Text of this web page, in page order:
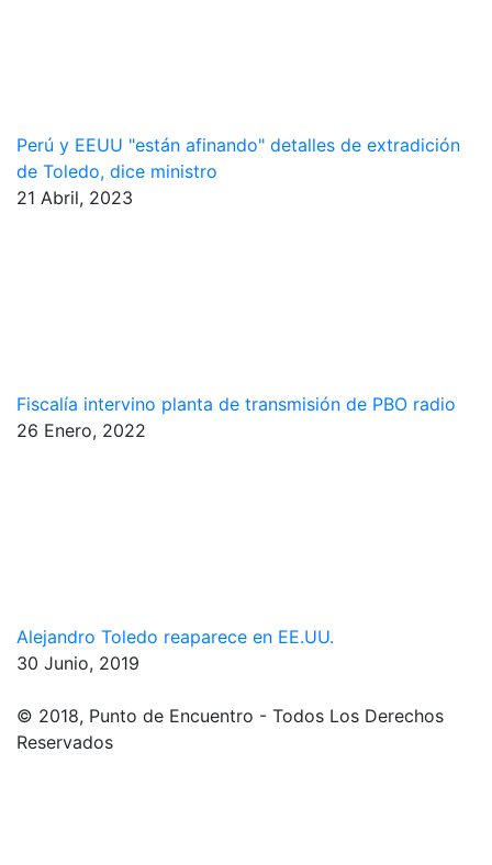
Perú y EEUU "están afinando" detalles de extradición
de Toledo, dice ministro
21 Abril, 2023
Fiscalía intervino planta de transmisión de PBO radio
26 Enero, 2022
Alejandro Toledo reaparece en EE.UU.
30 Junio, 2019
© 2018, Punto de Encuentro - Todos Los Derechos
Reservados